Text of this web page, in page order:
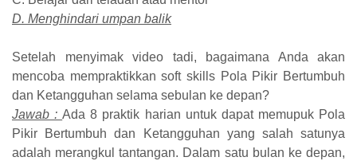
D. Menghindari umpan balik
Setelah menyimak video tadi, bagaimana Anda akan
mencoba mempraktikkan soft skills Pola Pikir Bertumbuh
dan Ketangguhan selama sebulan ke depan?
Jawab :Ada 8 praktik harian untuk dapat memupuk Pola
Pikir Bertumbuh dan Ketangguhan yang salah satunya
adalah merangkul tantangan. Dalam satu bulan ke depan,